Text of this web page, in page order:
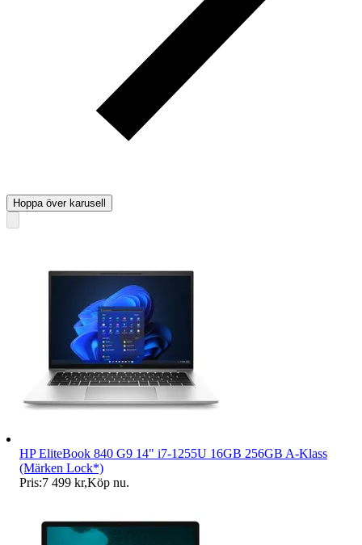
Hoppa över karusell
HP EliteBook 840 G9 14" i7-1255U 16GB 256GB A-Klass
(Märken Lock*)
Pris:7 499 kr,Köp nu.